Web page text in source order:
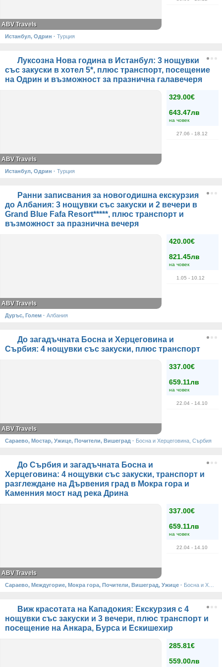
ABV Travels
Истанбул, Одрин · Турция
Луксозна Нова година в Истанбул: 3 нощувки
със закуски в хотел 5*, плюс транспорт, посещение
на Одрин и възможност за празнична галавечеря
329.00€
643.47лв
на човек
27.06 - 18.12
ABV Travels
Истанбул, Одрин · Турция
Ранни записвания за новогодишна екскурзия
до Албания: 3 нощувки със закуски и 2 вечери в
Grand Blue Fafa Resort*****, плюс транспорт и
възможност за празнична вечеря
420.00€
821.45лв
на човек
1.05 - 10.12
ABV Travels
Дуръс, Голем · Албания
До загадъчната Босна и Херцеговина и
Сърбия: 4 нощувки със закуски, плюс транспорт
337.00€
659.11лв
на човек
22.04 - 14.10
ABV Travels
Сараево, Мостар, Ужице, Почители, Вишеград · Босна и Херцеговина, Сърбия
До Сърбия и загадъчната Босна и
Херцеговина: 4 нощувки със закуски, транспорт и
разглеждане на Дървения град в Мокра гора и
Каменния мост над река Дрина
337.00€
659.11лв
на човек
22.04 - 14.10
ABV Travels
Сараево, Междугорие, Мокра гора, Почители, Вишеград, Ужице · Босна и Херцеговина, Сърбия
Виж красотата на Кападокия: Екскурзия с 4
нощувки със закуски и 3 вечери, плюс транспорт и
посещение на Анкара, Бурса и Ескишехир
285.81€
559.00лв